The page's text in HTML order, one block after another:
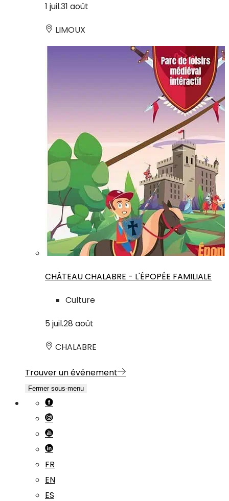
1 juil.31 août
LIMOUX
CHÂTEAU CHALABRE - L'ÉPOPÉE FAMILIALE
Culture
5 juil.28 août
CHALABRE
Trouver un événement
Fermer sous-menu
FR
EN
ES